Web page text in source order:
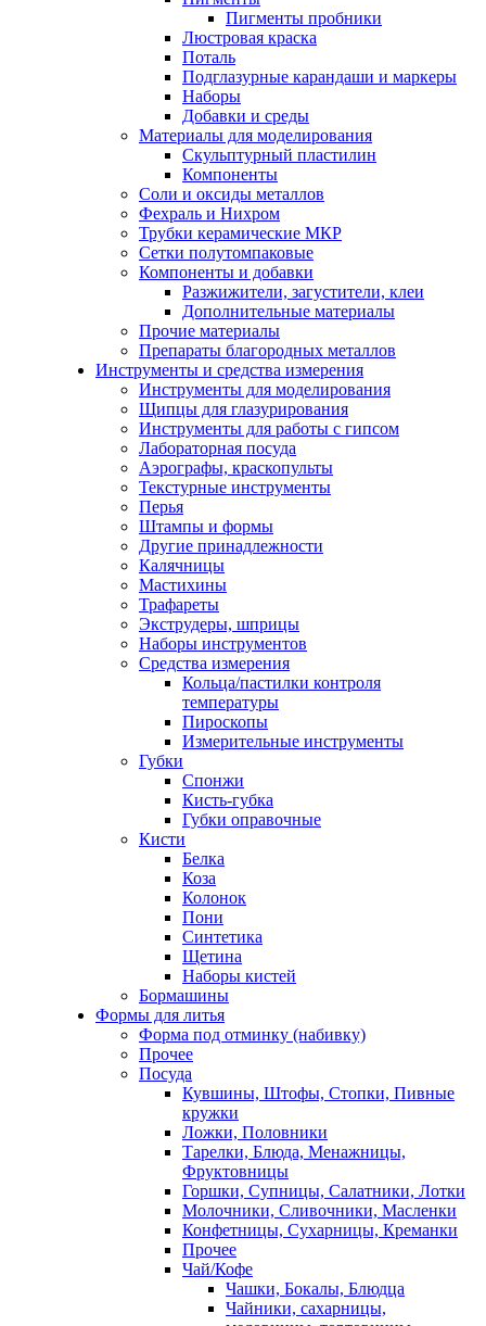
Пигменты пробники
Люстровая краска
Поталь
Подглазурные карандаши и маркеры
Наборы
Добавки и среды
Материалы для моделирования
Скульптурный пластилин
Компоненты
Соли и оксиды металлов
Фехраль и Нихром
Трубки керамические МКР
Сетки полутомпаковые
Компоненты и добавки
Разжижители, загустители, клеи
Дополнительные материалы
Прочие материалы
Препараты благородных металлов
Инструменты и средства измерения
Инструменты для моделирования
Щипцы для глазурирования
Инструменты для работы с гипсом
Лабораторная посуда
Аэрографы, краскопульты
Текстурные инструменты
Перья
Штампы и формы
Другие принадлежности
Калячницы
Мастихины
Трафареты
Экструдеры, шприцы
Наборы инструментов
Средства измерения
Кольца/пастилки контроля
температуры
Пироскопы
Измерительные инструменты
Губки
Спонжи
Кисть-губка
Губки оправочные
Кисти
Белка
Коза
Колонок
Пони
Синтетика
Щетина
Наборы кистей
Бормашины
Формы для литья
Форма под отминку (набивку)
Прочее
Посуда
Кувшины, Штофы, Стопки, Пивные
кружки
Ложки, Половники
Тарелки, Блюда, Менажницы,
Фруктовницы
Горшки, Супницы, Салатники, Лотки
Молочники, Сливочники, Масленки
Конфетницы, Сухарницы, Креманки
Прочее
Чай/Кофе
Чашки, Бокалы, Блюдца
Чайники, сахарницы,